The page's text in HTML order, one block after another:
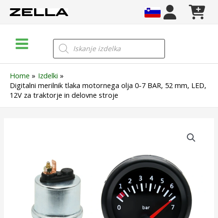
Menu
Products
search
Home
Izdelki
Digitalni merilnik tlaka motornega olja 0-7 BAR, 52 mm, LED,
12V za traktorje in delovne stroje
motornega